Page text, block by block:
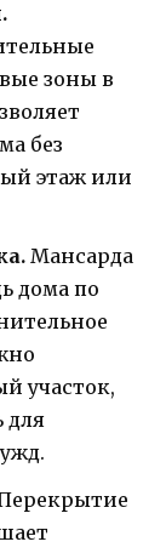
зоны в
без
этаж или
Мансарда
дома по
участок,
для